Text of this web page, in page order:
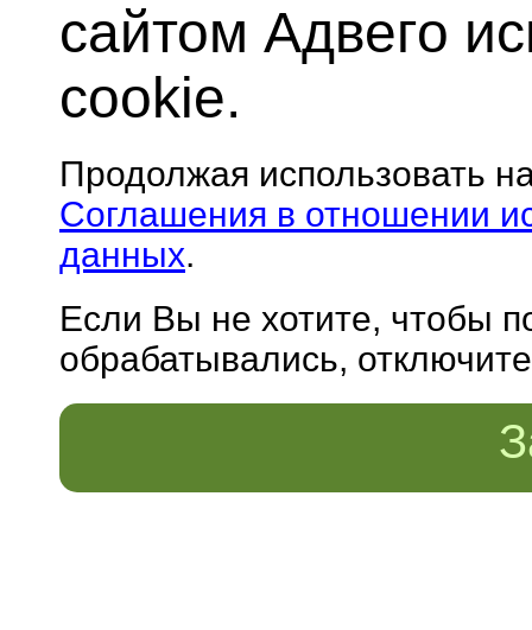
сайтом Адвего
cookie.
Продолжая использовать
Соглашения в отношении
данных.
Если Вы не хотите, чтобы
обрабатывались,